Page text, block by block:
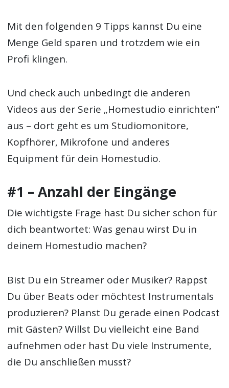
Mit den folgenden 9 Tipps kannst Du eine
Menge Geld sparen und trotzdem wie ein
Profi klingen.
Und check auch unbedingt die anderen
Videos aus der Serie „Homestudio einrichten“
aus – dort geht es um Studiomonitore,
Kopfhörer, Mikrofone und anderes
Equipment für dein Homestudio.
#1 – Anzahl der Eingänge
Die wichtigste Frage hast Du sicher schon für
dich beantwortet: Was genau wirst Du in
deinem Homestudio machen?
Bist Du ein Streamer oder Musiker? Rappst
Du über Beats oder möchtest Instrumentals
produzieren? Planst Du gerade einen Podcast
mit Gästen? Willst Du vielleicht eine Band
aufnehmen oder hast Du viele Instrumente,
die Du anschließen musst?